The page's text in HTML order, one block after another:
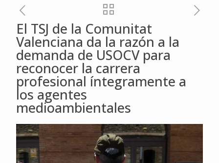
El TSJ de la Comunitat
Valenciana da la razón a la
demanda de USOCV para
reconocer la carrera
profesional íntegramente a
los agentes
medioambientales